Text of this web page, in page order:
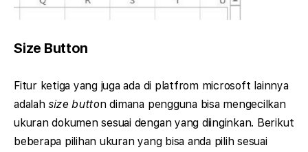
Size Button
Fitur ketiga yang juga ada di platfrom microsoft lainnya
adalahsize button dimana pengguna bisa mengecilkan
ukuran dokumen sesuai dengan yang diinginkan. Berikut
beberapa pilihan ukuran yang bisa anda pilih sesuai